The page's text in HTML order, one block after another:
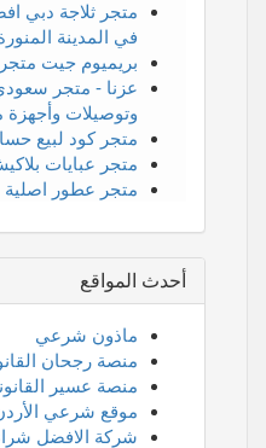
متجر ثلاجة دبي
في المدينة
بريميوم جيت متجر
عزنا - متجر
وتوصيلات وأجهزة
متجر كود لبيع
متجر عبايات
متجر عطور اصلية
أحدث المواقع
ماذون شرعي
منصة رجحان
منصة عسير
موقع شرعي
شركة الافضل